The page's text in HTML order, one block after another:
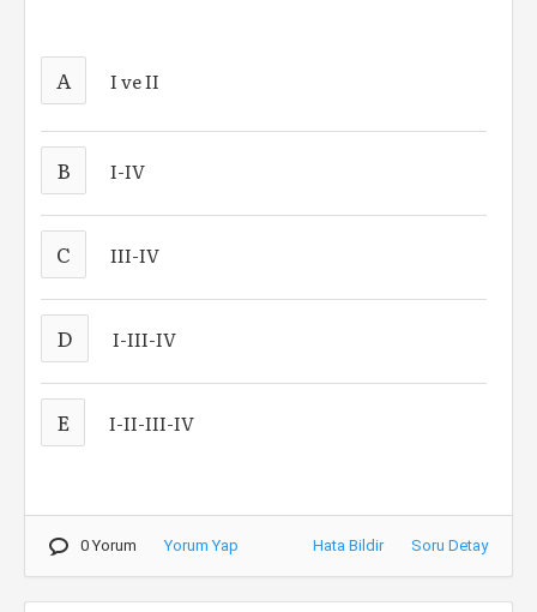
A I ve II
B I-IV
C III-IV
D I-III-IV
E I-II-III-IV
0 Yorum Yorum Yap Hata Bildir Soru Detay